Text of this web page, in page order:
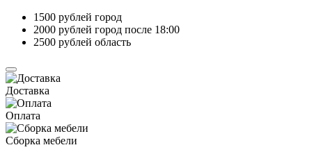
1500 рублей город
2000 рублей город после 18:00
2500 рублей область
Доставка
Оплата
Сборка мебели